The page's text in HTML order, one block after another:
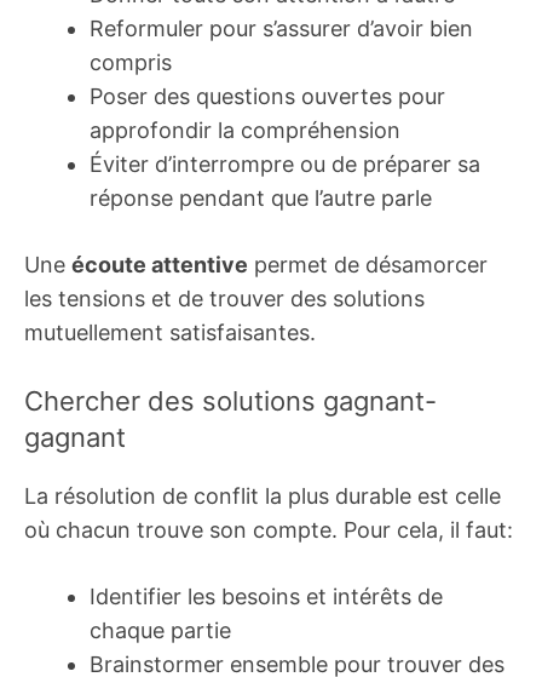
Reformuler pour s’assurer d’avoir bien
compris
Poser des questions ouvertes pour
approfondir la compréhension
Éviter d’interrompre ou de préparer sa
réponse pendant que l’autre parle
Une écoute attentive permet de désamorcer
les tensions et de trouver des solutions
mutuellement satisfaisantes.
Chercher des solutions gagnant-
gagnant
La résolution de conflit la plus durable est celle
où chacun trouve son compte. Pour cela, il faut:
Identifier les besoins et intérêts de
chaque partie
Brainstormer ensemble pour trouver des